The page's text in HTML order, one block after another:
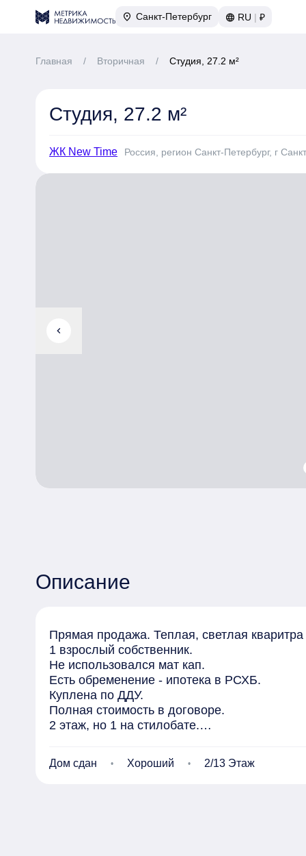
Санкт-Петербург RU | ₽
Главная / Вторичная / Студия, 27.2 м²
Студия, 27.2 м²
ЖК New Time Россия, регион Санкт-Петербург, г
chevron_left
Описание
Прямая продажа. Теплая, светлая
1 взрослый собственник.
Не использовался мат кап.
Есть обременение - ипотека в РСХБ.
Куплена по ДДУ.
Полная стоимость в договоре.
2 этаж, но 1 на стилобате.
рядом с домом 2 детский сада. В пешей
продуктовые магазины (МАГНИТ, АМ,
Дом сдан Хороший 2/13 Этаж